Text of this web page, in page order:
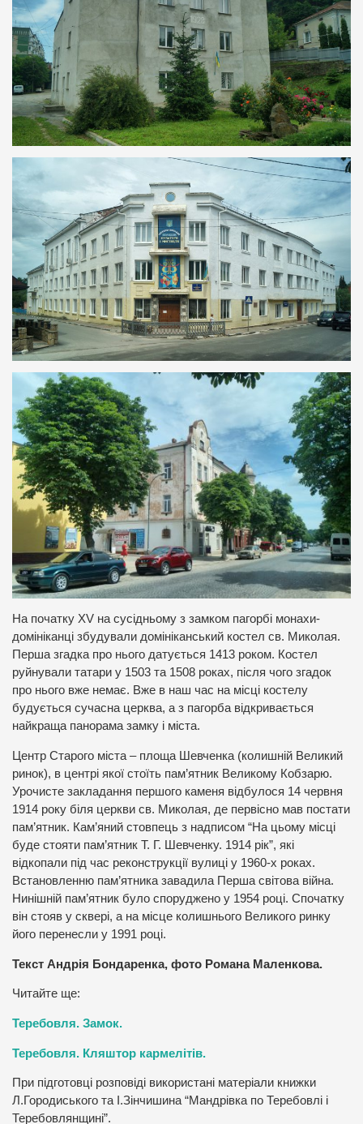
На початку XV на сусідньому з замком пагорбі монахи-
домініканці збудували домініканський костел св. Миколая.
Перша згадка про нього датується 1413 роком. Костел
руйнували татари у 1503 та 1508 роках, після чого згадок
про нього вже немає. Вже в наш час на місці костелу
будується сучасна церква, а з пагорба відкривається
найкраща панорама замку і міста.
Центр Старого міста – площа Шевченка (колишній Великий
ринок), в центрі якої стоїть пам’ятник Великому Кобзарю.
Урочисте закладання першого каменя відбулося 14 червня
1914 року біля церкви св. Миколая, де первісно мав постати
пам’ятник. Кам’яний стовпець з надписом “На цьому місці
буде стояти пам’ятник Т. Г. Шевченку. 1914 рік”, які
відкопали під час реконструкції вулиці у 1960-х роках.
Встановленню пам’ятника завадила Перша світова війна.
Нинішній пам’ятник було споруджено у 1954 році. Спочатку
він стояв у сквері, а на місце колишнього Великого ринку
його перенесли у 1991 році.
Текст Андрія Бондаренка, фото Романа Маленкова.
Читайте ще:
Теребовля. Замок.
Теребовля. Кляштор кармелітів.
При підготовці розповіді використані матеріали книжки
Л.Городиського та І.Зінчишина “Мандрівка по Теребовлі і
Теребовлянщині”.